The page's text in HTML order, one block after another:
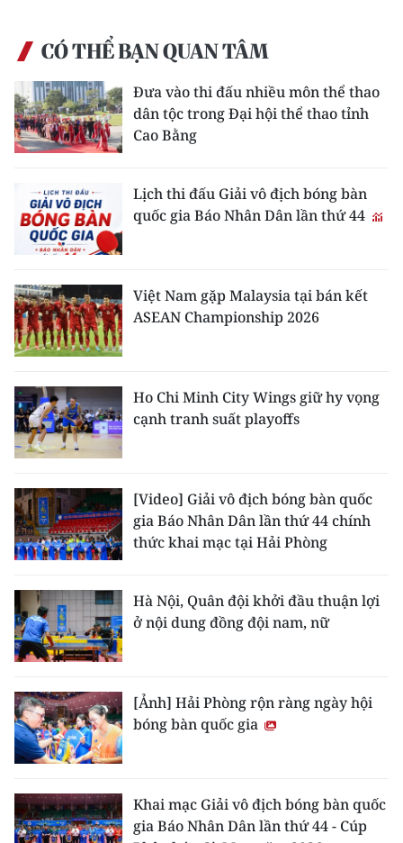
TIN MỚI
TIN ĐỊA PHƯƠNG
Trung du và miền núi phía Bắc
Bắc Trung Bộ
Duyên hải Nam Trung Bộ và Tây
Đông Nam Bộ
Đồng bằng sông Cửu Long
Chuyên trang Hà Nội
Chuyên trang TP. Hồ Chí Minh
CÁC CHUYÊN TRANG
THỜI NAY
NHÂN DÂN CUỐI TUẦN
NHÂN DÂN HẰNG THÁNG
MUA BÁO
ĐỌC BÁO IN
CÓ THỂ BẠN QUAN TÂM
Đưa vào thi đấu nhiều môn thể thao
dân tộc trong Đại hội thể thao tỉnh
Cao Bằng
Lịch thi đấu Giải vô địch bóng bàn
quốc gia Báo Nhân Dân lần thứ 44
Việt Nam gặp Malaysia tại bán kết
ASEAN Championship 2026
Ho Chi Minh City Wings giữ hy vọng
cạnh tranh suất playoffs
[Video] Giải vô địch bóng bàn quốc
gia Báo Nhân Dân lần thứ 44 chính
thức khai mạc tại Hải Phòng
Hà Nội, Quân đội khởi đầu thuận lợi
ở nội dung đồng đội nam, nữ
[Ảnh] Hải Phòng rộn ràng ngày hội
bóng bàn quốc gia
Khai mạc Giải vô địch bóng bàn quốc
gia Báo Nhân Dân lần thứ 44 - Cúp